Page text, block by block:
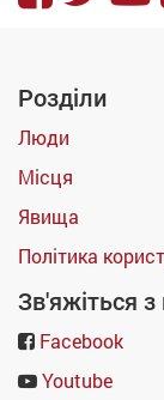
Розділи
Люди
Місця
Явища
Політика
Зв'яжіться
Facebook
Youtube